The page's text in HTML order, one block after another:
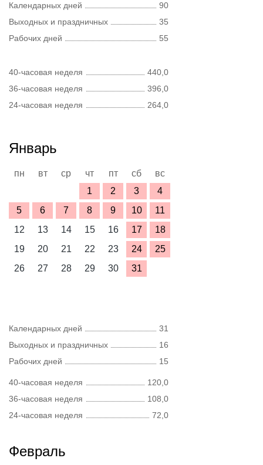
Календарных дней
90
Выходных и праздничных
35
Рабочих дней
55
40-часовая неделя
440,0
36-часовая неделя
396,0
24-часовая неделя
264,0
Январь
пн вт ср чт пт сб
вс
1
2 3
4
5
6 7 8 9 10
11
12
13 14 15 16 17
18
19
20 21 22 23 24
25
26
27 28 29 30 31
Календарных дней
31
Выходных и праздничных
16
Рабочих дней
15
40-часовая неделя
120,0
36-часовая неделя
108,0
24-часовая неделя
72,0
Февраль